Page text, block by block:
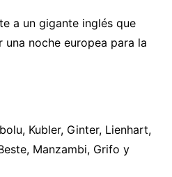
a un gigante inglés que
noche europea para la
Kubler, Ginter, Lienhart,
Manzambi, Grifo y